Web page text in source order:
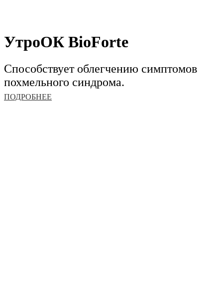
УтроОК BioForte
Способствует облегчению симптомов
похмельного синдрома.
ПОДРОБНЕЕ